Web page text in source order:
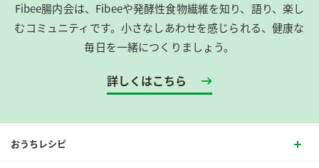
Fibee腸内会は、​Fibeeや発酵性食物繊維を知り、語り、楽し
むコミュニティです。​小さなしあわせを感じられる、健康な
毎日を一緒につくりましょう。
詳しくはこちら
おうちレシピ